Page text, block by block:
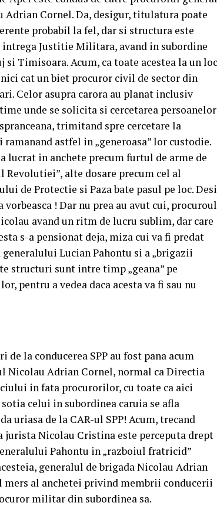
Cornel. Da, desigur, titulatura poate
probabil la fel, dar si structura este
Justitie Militara, avand in subordine
Timisoara. Acum, ca toate acestea la un loc
cat un biet procuror civil de sector din
Celor asupra carora au planat inclusiv
unde se solicita si cercetarea persoanelor
trimitand spre cercetare la
astfel in „generoasa” lor custodie.
lucrat in anchete precum furtul de arme de
alte dosare precum cel al
de Protectie si Paza bate pasul pe loc. Desi
! Dar nu prea au avut cui, procuroul
avand un ritm de lucru sublim, dar care
s-a pensionat deja, miza cui va fi predat
Lucian Pahontu si a „brigazii
structuri sunt intre timp „geana” pe
pentru a vedea daca acesta va fi sau nu
la conducerea SPP au fost pana acum
Nicolau Adrian Cornel, normal ca Directia
in fata procurorilor, cu toate ca aici
celui in subordinea caruia se afla
uriasa de la CAR-ul SPP! Acum, trecand
jurista Nicolau Cristina este perceputa drept
Pahontu in „razboiul fratricid”
generalul de brigada Nicolau Adrian
mers al anchetei privind membrii conducerii
militar din subordinea sa.